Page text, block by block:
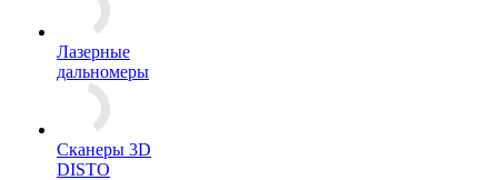
Лазерные
дальномеры
Сканеры 3D
DISTO